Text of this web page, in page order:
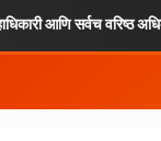
आणि सर्वच वरिष्ठ